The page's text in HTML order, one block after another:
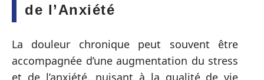
de l’Anxiété
La douleur chronique peut souvent être
accompagnée d’une augmentation du stress
et de l’anxiété, nuisant à la qualité de vie